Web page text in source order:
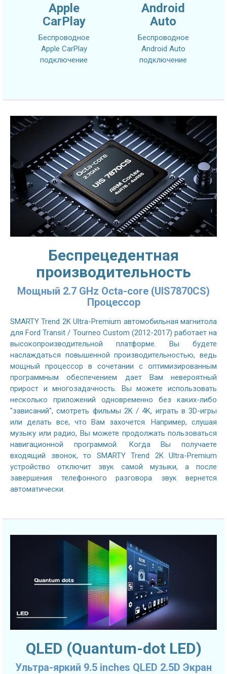
Apple
CarPlay
Беспроводное
Apple CarPlay
подключение
Android
Auto
Беспроводное
Android Auto
подключение
Беспрецедентная
производительность
Мощный 2.7 GHz Octa-core (UIS7870CS)
Процессор
SMARTY Trend 2K Ultra-Premium автомобильная магнитола
для Ford Transit / Tourneo Custom (2012-2017) работает на
высокопроизводительной платформе. Вы будете
наслаждаться повышенной производительностью, ведь
мощный процессор в сочетании с оптимизированным
программным обеспечением дает Вам невероятный
прирост и многозадачность. Вы можете использовать
несколько приложений одновременно без каких-либо
"зависаний", смотреть фильмы 2K / 4K, играть в 3D-игры
или делать все, что Вам захочется. Например, слушая
музыку или радио, Вы можете продолжать пользоваться
навигационной программой. Когда Вы получаете
входящий звонок, то SMARTY Trend 2K Ultra-Premium
устройство отключит звук самой музыки, а после
завершения телефонного разговора звук вернется
автоматически.
QLED (Quantum-dot LED)
Ультра-яркий 9.5 inches QLED 2.5D Экран